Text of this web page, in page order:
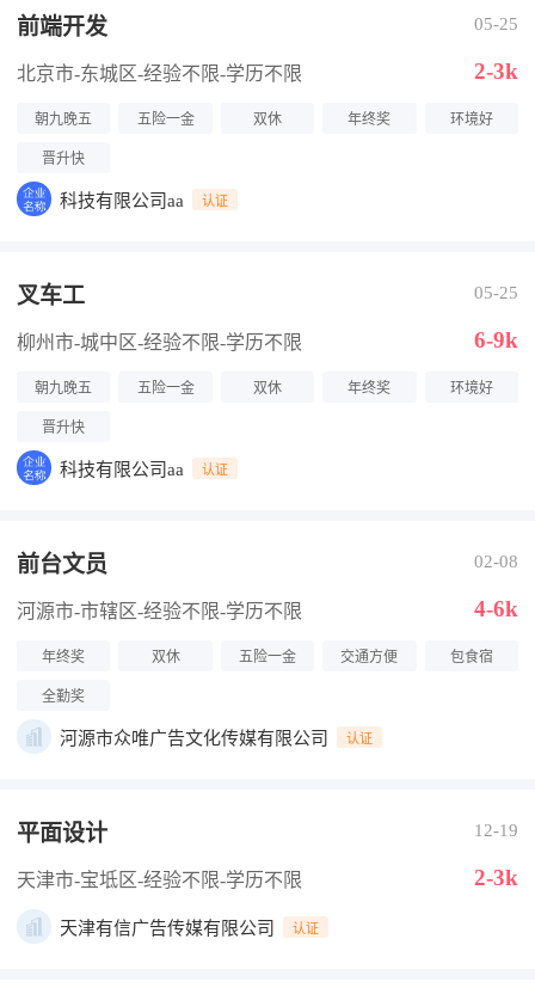
前端开发 05-25
北京市-东城区-经验不限-学历不限 2-3k
朝九晚五 五险一金 双休 年终奖 环境好
晋升快
科技有限公司aa 认证
叉车工 05-25
柳州市-城中区-经验不限-学历不限 6-9k
朝九晚五 五险一金 双休 年终奖 环境好
晋升快
科技有限公司aa 认证
前台文员 02-08
河源市-市辖区-经验不限-学历不限 4-6k
年终奖 双休 五险一金 交通方便 包食宿
全勤奖
河源市众唯广告文化传媒有限公司 认证
平面设计 12-19
天津市-宝坻区-经验不限-学历不限 2-3k
天津有信广告传媒有限公司 认证